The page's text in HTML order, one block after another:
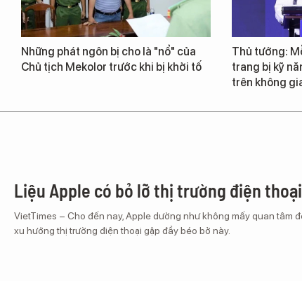
Những phát ngôn bị cho là "nổ" của
Chủ tịch Mekolor trước khi bị khởi tố
Thủ tướng:
trang bị kỹ
trên không
Liệu Apple có bỏ lỡ thị trường điện
VietTimes – Cho đến nay, Apple dường như không mấy quan tâm
xu hướng thị trường điện thoại gập đầy béo bở này.